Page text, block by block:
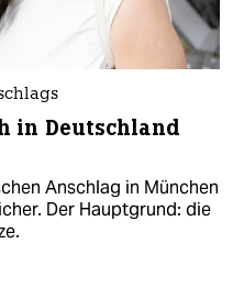
in Deutschland
Anschlag in München
Der Hauptgrund: die